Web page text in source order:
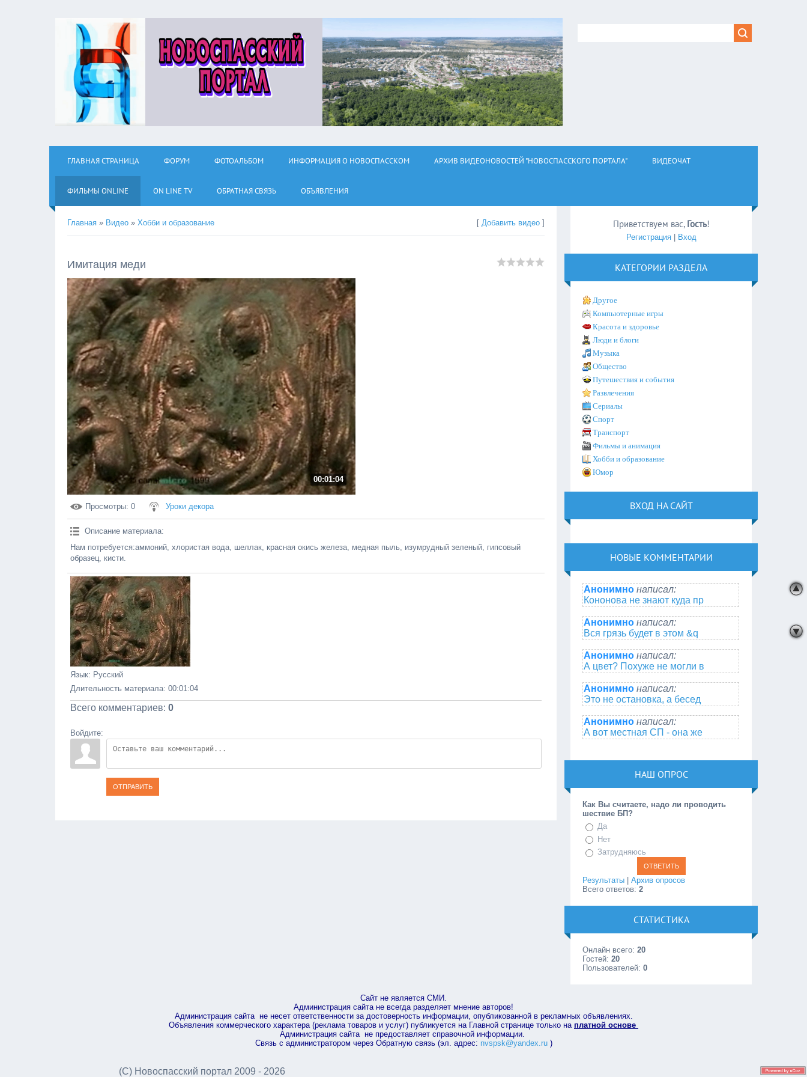
ГЛАВНАЯ СТРАНИЦА ФОРУМ ФОТОАЛЬБОМ ИНФОРМАЦИЯ О НОВОСПАССКОМ АРХИВ ВИДЕОНОВОСТЕЙ "НОВОСПАССКОГО ПОРТАЛА" ВИДЕОЧАТ
ФИЛЬМЫ ОNLINE ON LINE TV ОБРАТНАЯ СВЯЗЬ ОБЪЯВЛЕНИЯ
Главная » Видео » Хобби и образование [Добавить видео ]
Имитация меди
00:01:04
Просмотры: 0 Уроки декора
Описание материала:
Нам потребуется:аммоний, хлористая вода, шеллак, красная окись железа, медная пыль, изумрудный зеленый, гипсовый
образец, кисти.
Язык: Русский
Длительность материала: 00:01:04
Всего комментариев: 0
Войдите:
ОТПРАВИТЬ
Приветствуем вас, Гость!
Регистрация| Вход
КАТЕГОРИИ РАЗДЕЛА
Другое
Компьютерные игры
Красота и здоровье
Люди и блоги
Музыка
Общество
Путешествия и события
Развлечения
Сериалы
Спорт
Транспорт
Фильмы и анимация
Хобби и образование
Юмор
ВХОД НА САЙТ
НОВЫЕ КОММЕНТАРИИ
Анонимно написал:
Кононова не знают куда пр
Анонимно написал:
Вся грязь будет в этом &q
Анонимно написал:
А цвет? Похуже не могли в
Анонимно написал:
Это не остановка, а бесед
Анонимно написал:
А вот местная СП - она же
НАШ ОПРОС
Как Вы считаете, надо ли проводить
шествие БП?
Да
Нет
Затрудняюсь
Результаты |Архив опросов
Всего ответов:2
СТАТИСТИКА
Онлайн всего:20
Гостей:20
Пользователей:0
Сайт не является СМИ.
Администрация сайта не всегда разделяет мнение авторов!
Администрация сайта не несет ответственности за достоверность информации, опубликованной в рекламных объявлениях.
Объявления коммерческого характера (реклама товаров и услуг) публикуется на Главной странице только на платной основе
Администрация сайта не предоставляет справочной информации.
Связь с администратором через Обратную связь (эл. адрес: nvspsk@yandex.ru)
(С) Новоспасский портал 2009 - 2026